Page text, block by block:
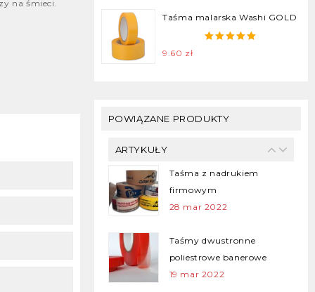
Taśma malarska Washi GOLD
9.60 zł
POWIĄZANE PRODUKTY
ARTYKUŁY
Taśma klejąca plomba –
Security Tapes
profesjonalistów
Taśma z nadrukiem
firmowym
28 mar 2022
Taśmy dwustronne
poliestrowe banerowe
19 mar 2022
na śmieci.